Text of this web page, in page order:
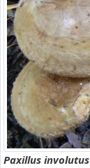
Paxillus involutus